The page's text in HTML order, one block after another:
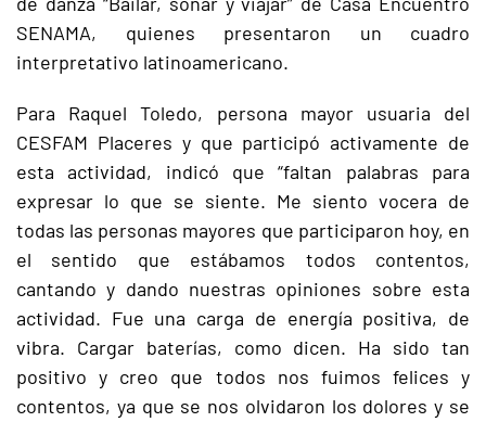
SENAMA, quienes presentaron un cuadro
interpretativo latinoamericano.
Para Raquel Toledo, persona mayor usuaria del
CESFAM Placeres y que participó activamente de
esta actividad, indicó que “faltan palabras para
expresar lo que se siente. Me siento vocera de
todas las personas mayores que participaron hoy, en
el sentido que estábamos todos contentos,
cantando y dando nuestras opiniones sobre esta
actividad. Fue una carga de energía positiva, de
vibra. Cargar baterías, como dicen. Ha sido tan
positivo y creo que todos nos fuimos felices y
contentos, ya que se nos olvidaron los dolores y se